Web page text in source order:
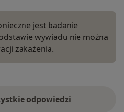
jest badanie
wywiadu nie można
zakażenia.
odpowiedzi